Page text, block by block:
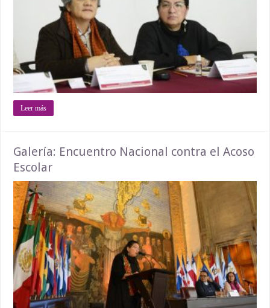
Leer más
Galería: Encuentro Nacional contra el Acoso
Escolar